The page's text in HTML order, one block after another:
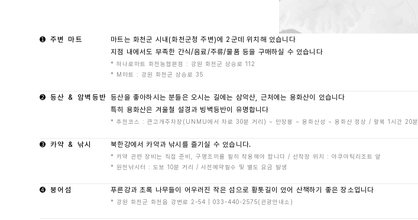
➊ 주변 마트
마트는 화천군 시내(화천군청 주변)에 2군데 위치해 있습니다
지점 내에서도 부족한 간식/음료/주류/물품 등을 구매하실 수 있습니다
* 하나로마트 화천농협본점 : 강원 화천군 상승로 112
* M마트 : 강원 화천군 상승로 35
➋ 등산 & 암벽등반 등산을 좋아하시는 분들은 오시는 길에는 삼악산, 근처에는 용화산이 있습니다
특히 용화산은 겨울철 설경과 빙벽등반이 유명합니다
* 추천코스 : 큰고개주차장(UNMU에서 차로 30분 거리) ~ 만장봉 ~ 용화산성 ~ 용화산 정상 / 왕복 1시간 20분
➌ 카약 & 낚시 북한강에서 카약과 낚시를 즐기실 수 있습니다.
* 카약 관련 장비는 직접 준비, 구명조끼를 필히 착용해야 합니다 / 선착장 위치 : 아쿠아틱리조트 앞
* 원천낚시터 : 도보 10분 거리 / 사전예약필수 및 별도 요금 발생
➍ 붕어섬 푸른강과 초록 나무들이 어우러진 작은 섬으로 황톳길이 있어 산책하기 좋은 장소입니다
* 강원 화천군 화천읍 강변로 2-54 | 033-440-2575(관광안내소)